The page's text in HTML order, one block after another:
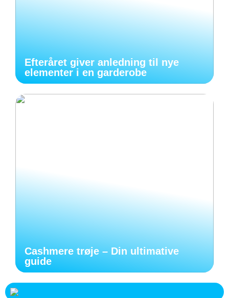
Efteråret giver anledning til nye
elementer i en garderobe
Cashmere trøje – Din ultimative
guide